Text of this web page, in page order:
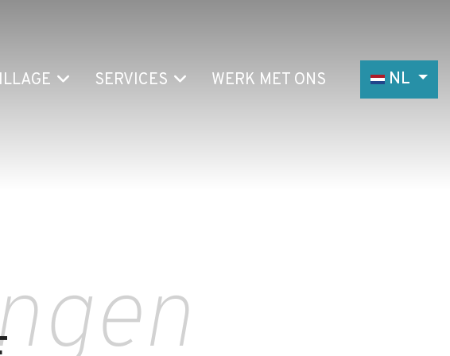
SERVICES WERK MET ONS Selecteer
NL